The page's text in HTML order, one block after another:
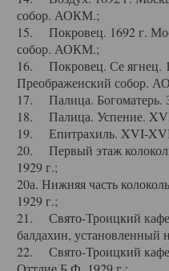
собор. АОКМ.;
15. Покровец. 1692 г.
собор. АОКМ.;
16. Покровец. Се ягнец.
Преображенский собор.
17. Палица.
18. Палица. Успение. XVII
19. Епитрахиль. XVI-
20. Первый этаж
1929 г.;
20а. Нижняя часть
1929 г.;
21. Свято-Троицкий
балдахин, установленный
22. Свято-Троицкий